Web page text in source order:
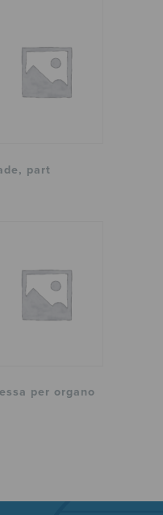
part
per organo